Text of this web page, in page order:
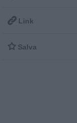
 Link
 Salva